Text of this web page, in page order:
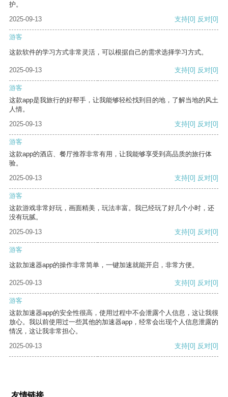
护。
2025-09-13
支持[0] 反对[0]
游客
这款软件的学习方式非常灵活，可以根据自己的需求选择学习方式。
2025-09-13 支持[0] 反对[0]
游客
这款app是我旅行的好帮手，让我能够轻松找到目的地，了解当地的风土
人情。
2025-09-13
支持[0] 反对[0]
游客
这款app的酒店、餐厅推荐非常有用，让我能够享受到高品质的旅行体
验。
2025-09-13
支持[0] 反对[0]
游客
这款游戏非常好玩，画面精美，玩法丰富。我已经玩了好几个小时，还
没有玩腻。
2025-09-13
支持[0] 反对[0]
游客
这款加速器app的操作非常简单，一键加速就能开启，非常方便。
2025-09-13 支持[0] 反对[0]
游客
这款加速器app的安全性很高，使用过程中不会泄露个人信息，这让我很
放心。我以前使用过一些其他的加速器app，经常会出现个人信息泄露的
情况，这让我非常担心。
2025-09-13
支持[0] 反对[0]